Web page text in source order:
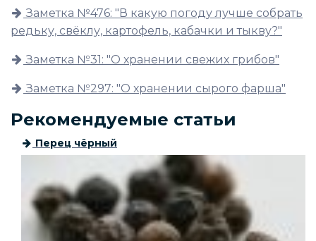
Заметка №476: "В какую погоду лучше собрать
редьку, свёклу, картофель, кабачки и тыкву?"
Заметка №31: "О хранении свежих грибов"
Заметка №297: "О хранении сырого фарша"
Рекомендуемые статьи
Перец чёрный